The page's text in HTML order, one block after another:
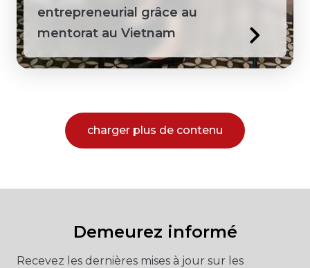
entrepreneurial grâce au
mentorat au Vietnam
charger plus de contenu
Demeurez informé
Recevez les dernières mises à jour sur les